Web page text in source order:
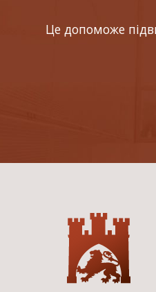
Це допоможе